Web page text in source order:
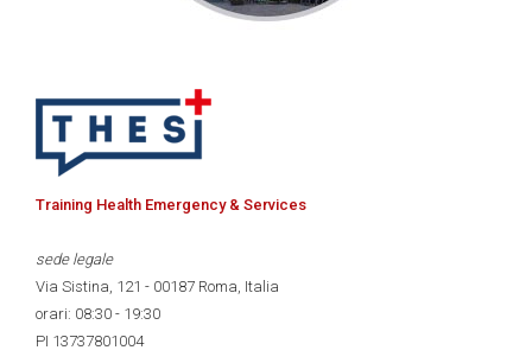
Training Health Emergency & Services
sede legale
Via Sistina, 121 - 00187 Roma, Italia
orari: 08:30 - 19:30
PI 13737801004